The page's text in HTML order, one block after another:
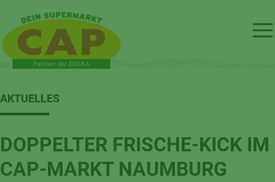
AKTUELLES
DOPPELTER FRISCHE-KICK IM
CAP-MARKT NAUMBURG